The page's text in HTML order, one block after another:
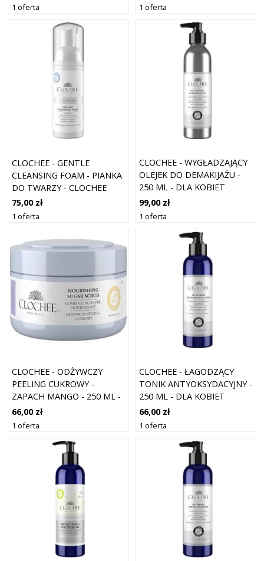
1 oferta 1 oferta
CLOCHEE - GENTLE
CLEANSING FOAM - PIANKA
DO TWARZY - CLOCHEE
CLOCHEE CLEA 150ML - DLA
KOBIET
75,00 zł
1 oferta
CLOCHEE - WYGŁADZAJĄCY
OLEJEK DO DEMAKIJAŻU -
250 ML - DLA KOBIET
99,00 zł
1 oferta
CLOCHEE - ODŻYWCZY
PEELING CUKROWY -
ZAPACH MANGO - 250 ML -
DLA KOBIET
66,00 zł
1 oferta
CLOCHEE - ŁAGODZĄCY
TONIK ANTYOKSYDACYJNY -
250 ML - DLA KOBIET
66,00 zł
1 oferta